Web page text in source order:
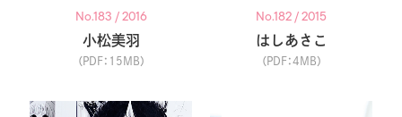
No.183 / 2016
小松美羽
（PDF：15MB）
No.182 / 2015
はしあさこ
（PDF：4MB）